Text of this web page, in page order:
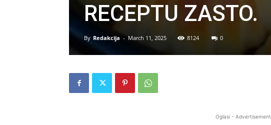
RECEPTU ZASTO.
By Redakcija - March 11, 2025 8124 0
Oglasi - Advertisement